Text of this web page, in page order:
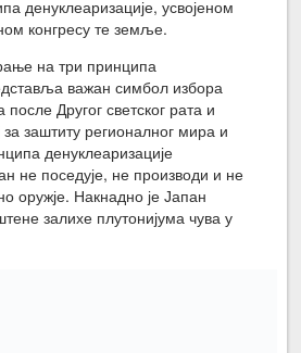
денуклеаризације, усвојеном
конгресу те земље.
на три принципа
важан симбол избора
Другог светског рата и
за заштиту регионалног мира и
денуклеаризације
не поседује, не производи и не
оружје. Накнадно је Јапан
залихе плутонијума чува у